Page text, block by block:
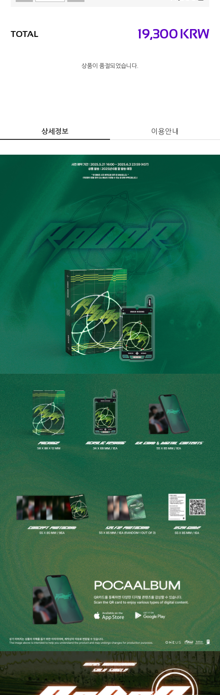
TOTAL 19,300 KRW
상품이 품절되었습니다.
상세정보 이용안내